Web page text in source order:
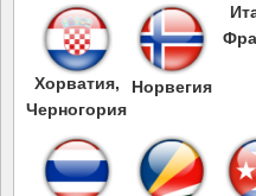
Хорватия,
Черногория
Норвегия